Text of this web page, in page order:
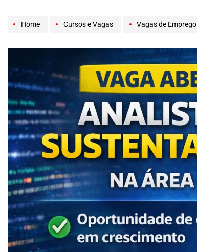
Home Cursos e Vagas Vagas de Emprego